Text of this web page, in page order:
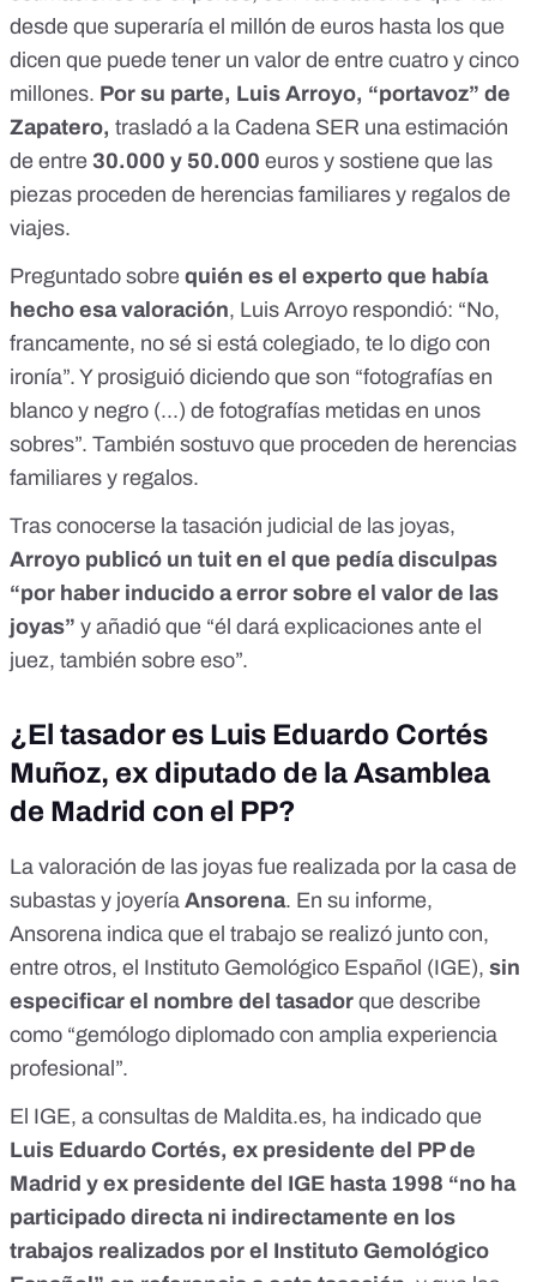
desde que superaría el millón de euros hasta los que
dicen que puede tener un valor de entre cuatro y cinco
millones. Por su parte, Luis Arroyo, “portavoz” de
Zapatero, trasladó a la Cadena SER una estimación
de entre 30.000 y 50.000 euros y sostiene que las
piezas proceden de herencias familiares y regalos de
viajes.
Preguntado sobre quién es el experto que había
hecho esa valoración, Luis Arroyo respondió: “No,
francamente, no sé si está colegiado, te lo digo con
ironía”. Y prosiguió diciendo que son “fotografías en
blanco y negro (...) de fotografías metidas en unos
sobres”. También sostuvo que proceden de herencias
familiares y regalos.
Tras conocerse la tasación judicial de las joyas,
Arroyo publicó un tuit en el que pedía disculpas
“por haber inducido a error sobre el valor de las
joyas” y añadió que “él dará explicaciones ante el
juez, también sobre eso”.
¿El tasador es Luis Eduardo Cortés
Muñoz, ex diputado de la Asamblea
de Madrid con el PP?
La valoración de las joyas fue realizada por la casa de
subastas y joyería Ansorena. En su informe,
Ansorena indica que el trabajo se realizó junto con,
entre otros, el Instituto Gemológico Español (IGE), sin
especificar el nombre del tasador que describe
como “gemólogo diplomado con amplia experiencia
profesional”.
El IGE, a consultas de Maldita.es, ha indicado que
Luis Eduardo Cortés, ex presidente del PP de
Madrid y ex presidente del IGE hasta 1998 “no ha
participado directa ni indirectamente en los
trabajos realizados por el Instituto Gemológico